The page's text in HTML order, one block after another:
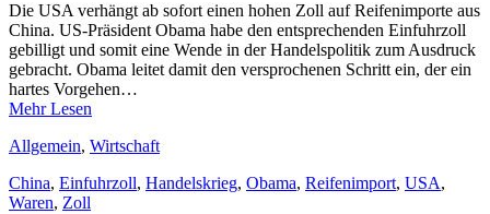
Die USA verhängt ab sofort einen hohen Zoll auf Reifenimporte aus
China. US-Präsident Obama habe den entsprechenden Einfuhrzoll
gebilligt und somit eine Wende in der Handelspolitik zum Ausdruck
gebracht. Obama leitet damit den versprochenen Schritt ein, der ein
hartes Vorgehen…
Mehr Lesen
Allgemein, Wirtschaft
China, Einfuhrzoll, Handelskrieg, Obama, Reifenimport, USA,
Waren, Zoll